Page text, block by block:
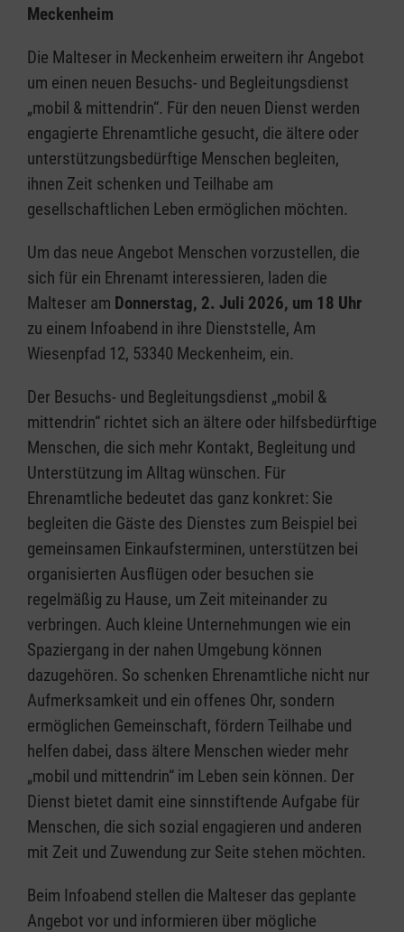
Meckenheim
Die Malteser in Meckenheim erweitern ihr Angebot
um einen neuen Besuchs- und Begleitungsdienst
„mobil & mittendrin“. Für den neuen Dienst werden
engagierte Ehrenamtliche gesucht, die ältere oder
unterstützungsbedürftige Menschen begleiten,
ihnen Zeit schenken und Teilhabe am
gesellschaftlichen Leben ermöglichen möchten.
Um das neue Angebot Menschen vorzustellen, die
sich für ein Ehrenamt interessieren, laden die
Malteser am Donnerstag, 2. Juli 2026, um 18 Uhr
zu einem Infoabend in ihre Dienststelle, Am
Wiesenpfad 12, 53340 Meckenheim, ein.
Der Besuchs- und Begleitungsdienst „mobil &
mittendrin“ richtet sich an ältere oder hilfsbedürftige
Menschen, die sich mehr Kontakt, Begleitung und
Unterstützung im Alltag wünschen. Für
Ehrenamtliche bedeutet das ganz konkret: Sie
begleiten die Gäste des Dienstes zum Beispiel bei
gemeinsamen Einkaufsterminen, unterstützen bei
organisierten Ausflügen oder besuchen sie
regelmäßig zu Hause, um Zeit miteinander zu
verbringen. Auch kleine Unternehmungen wie ein
Spaziergang in der nahen Umgebung können
dazugehören. So schenken Ehrenamtliche nicht nur
Aufmerksamkeit und ein offenes Ohr, sondern
ermöglichen Gemeinschaft, fördern Teilhabe und
helfen dabei, dass ältere Menschen wieder mehr
„mobil und mittendrin“ im Leben sein können. Der
Dienst bietet damit eine sinnstiftende Aufgabe für
Menschen, die sich sozial engagieren und anderen
mit Zeit und Zuwendung zur Seite stehen möchten.
Beim Infoabend stellen die Malteser das geplante
Angebot vor und informieren über mögliche